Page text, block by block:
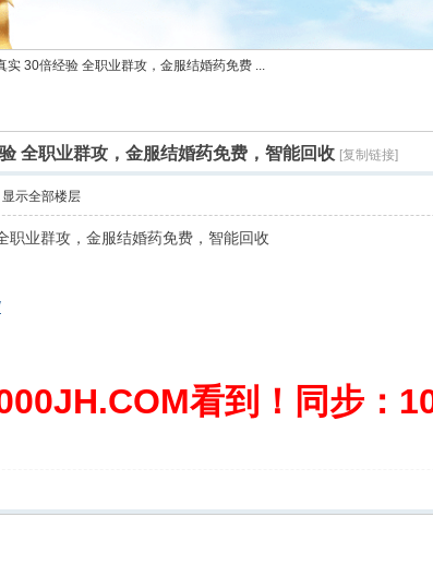
实 30倍经验 全职业群攻，金服结婚药免费 ...
全职业群攻，金服结婚药免费，智能回收 [复制链接]
显示全部楼层
职业群攻，金服结婚药免费，智能回收
看到！同步：